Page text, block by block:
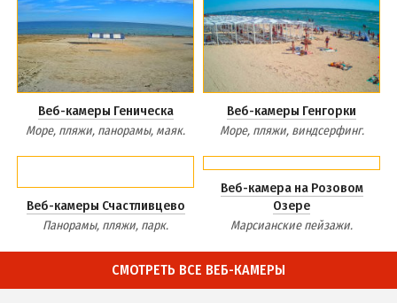
Веб-камеры Геническа
Море, пляжи, панорамы, маяк.
Веб-камеры Генгорки
Море, пляжи, виндсерфинг.
Веб-камеры Счастливцево
Панорамы, пляжи, парк.
Веб-камера на Розовом
Озере
Марсианские пейзажи.
СМОТРЕТЬ ВСЕ ВЕБ-КАМЕРЫ